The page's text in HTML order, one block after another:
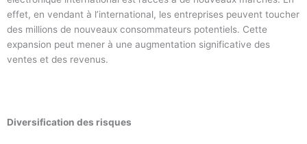
effet, en vendant à l’international, les entreprises peuvent toucher
des millions de nouveaux consommateurs potentiels. Cette
expansion peut mener à une augmentation significative des
ventes et des revenus.
Diversification des risques